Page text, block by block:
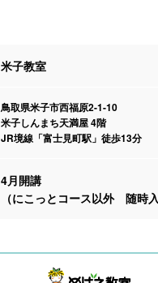
米子教室
鳥取県米子市西福原2-1-10
米子しんまち天満屋 4階
JR境線「富士見町駅」徒歩13分
4月開講
（にこっとコース以外 随時